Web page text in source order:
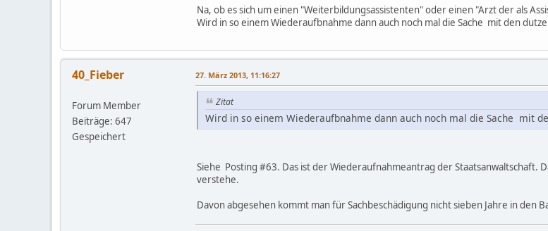
Na, ob es sich um einen "Weiterbildungsassistenten" oder einen "Arzt der als
Wird in so einem Wiederaufbnahme dann auch noch mal die Sache mit den
40_Fieber
Forum Member
Beiträge: 647
Gespeichert
27. März 2013, 11:16:27
Zitat
Wird in so einem Wiederaufbnahme dann auch noch mal die Sache mit
Siehe Posting #63. Das ist der Wiederaufnahmeantrag der Staatsanwaltschaft.
verstehe.
Davon abgesehen kommt man für Sachbeschädigung nicht sieben Jahre in den